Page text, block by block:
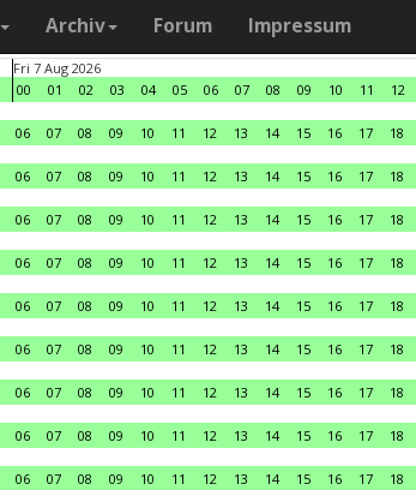
Archiv Forum Impressum
Fri 7 Aug 2026
00
01 02 03 04 05 06 07 08 09 10 11 12
06 07 08 09 10 11 12 13 14 15 16 17 18
06 07 08 09 10 11 12 13 14 15 16 17 18
06 07 08 09 10 11 12 13 14 15 16 17 18
06 07 08 09 10 11 12 13 14 15 16 17 18
06 07 08 09 10 11 12 13 14 15 16 17 18
06 07 08 09 10 11 12 13 14 15 16 17 18
06 07 08 09 10 11 12 13 14 15 16 17 18
06 07 08 09 10 11 12 13 14 15 16 17 18
06 07 08 09 10 11 12 13 14 15 16 17 18